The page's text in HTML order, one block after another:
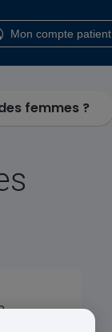
Mon compte patient
femmes ?